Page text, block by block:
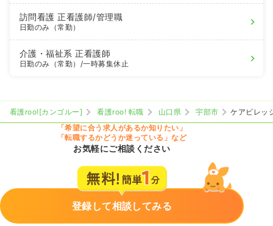
訪問看護正看護師/管理職
日勤のみ（常勤）
介護・福祉系正看護師
日勤のみ（常勤） /一時募集休止
看護roo![カンゴルー] 看護roo! 転職 山口県 宇部市
ケアビレッ
「希望に合う求人があるか知りたい」
「転職するかどうか迷っている」など
お気軽にご相談ください
登録して相談してみる